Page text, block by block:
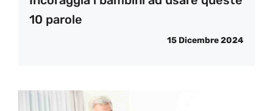
10 parole
15 Dicembre 2024